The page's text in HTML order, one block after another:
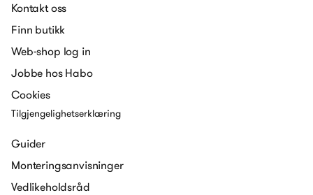
Kontakt oss
Finn butikk
Web-shop log in
Jobbe hos Habo
Cookies
Tilgjengelighetserklæring
Guider
Monteringsanvisninger
Vedlikeholdsråd